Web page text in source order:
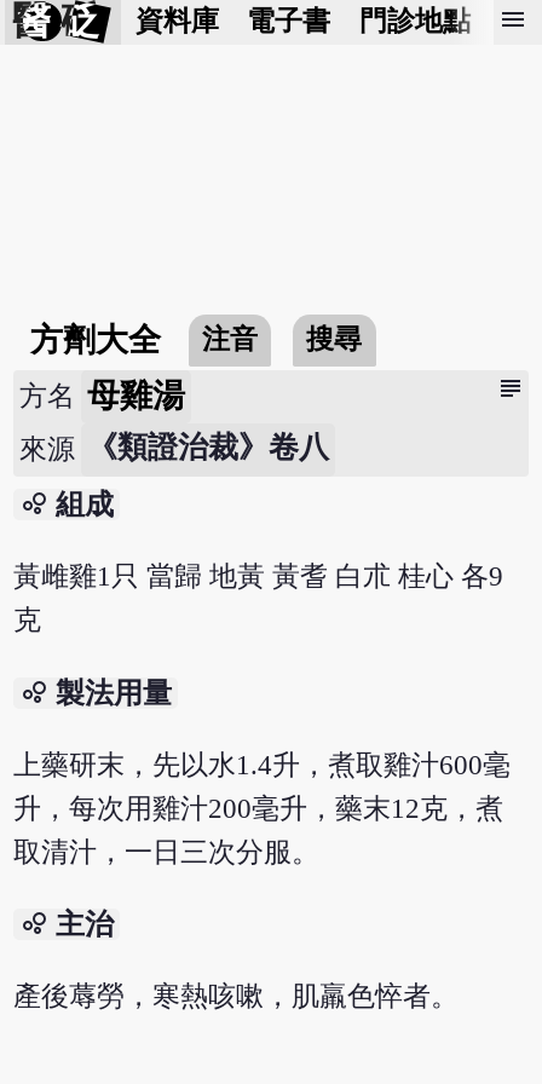
醫 砭 資料庫 電子書 門診地點 預
menu
方劑大全 注音 搜尋
subject
方名 母雞湯
來源 《類證治裁》卷八
bubble_chart 組成
黃雌雞1只 當歸 地黃 黃耆 白朮 桂心 各9
克
bubble_chart 製法用量
上藥研末，先以水1.4升，煮取雞汁600毫
升，每次用雞汁200毫升，藥末12克，煮
取清汁，一日三次分服。
bubble_chart 主治
產後蓐勞，寒熱咳嗽，肌羸色悴者。